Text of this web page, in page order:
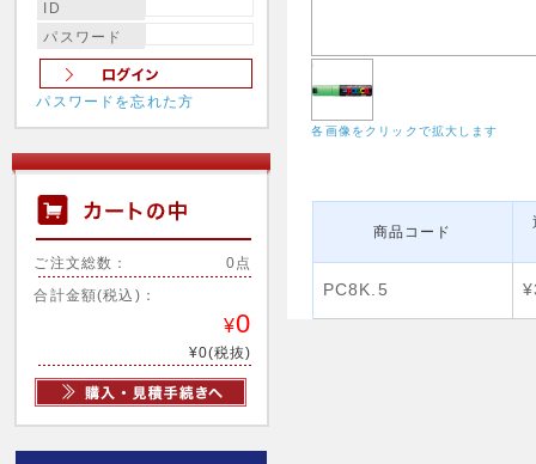
ID
パスワード
パスワードを忘れた方
ご注文総数： 0点
合計金額(税込)：
¥0
¥0(税抜)
各画像をクリックで拡大します
商品コード
PC8K.5